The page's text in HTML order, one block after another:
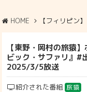
HOME 【フィリピン
【東野・岡村の旅猿
ビック・サファリ』#
2025/3/5放送
紹介された番組 旅猿